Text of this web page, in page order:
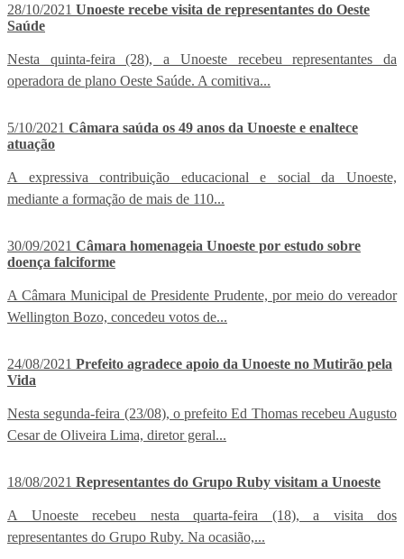
28/10/2021 Unoeste recebe visita de representantes do Oeste
Saúde
Nesta quinta-feira (28), a Unoeste recebeu representantes da
operadora de plano Oeste Saúde. A comitiva...
5/10/2021 Câmara saúda os 49 anos da Unoeste e enaltece
atuação
A expressiva contribuição educacional e social da Unoeste,
mediante a formação de mais de 110...
30/09/2021 Câmara homenageia Unoeste por estudo sobre
doença falciforme
A Câmara Municipal de Presidente Prudente, por meio do vereador
Wellington Bozo, concedeu votos de...
24/08/2021 Prefeito agradece apoio da Unoeste no Mutirão pela
Vida
Nesta segunda-feira (23/08), o prefeito Ed Thomas recebeu Augusto
Cesar de Oliveira Lima, diretor geral...
18/08/2021 Representantes do Grupo Ruby visitam a Unoeste
A Unoeste recebeu nesta quarta-feira (18), a visita dos
representantes do Grupo Ruby. Na ocasião,...